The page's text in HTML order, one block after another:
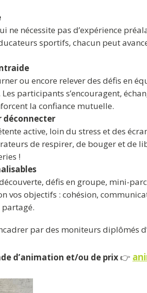
nécessite pas d’expérience
sportifs, chacun peut
ou encore relever des défis en
participants s’encouragent,
la confiance mutuelle.
déconnecter
active, loin du stress et des
de respirer, de bouger et de
!
défis en groupe, mini-
vos objectifs : cohésion,
par des moniteurs diplômés
d’animation et/ou de prix👉